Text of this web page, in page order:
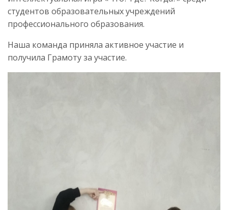
студентов образовательных учреждений
профессионального образования.
Наша команда приняла активное участие и
получила Грамоту за участие.